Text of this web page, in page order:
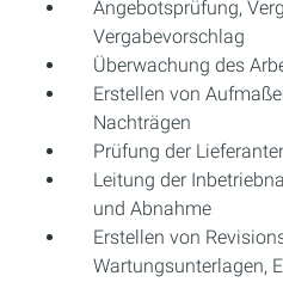
Angebotsprüfung,
Vergabevorschlag
Überwachung des
Erstellen von
Nachträgen
Prüfung der
Leitung der
und Abnahme
Erstellen von
Wartungsunterlagen,